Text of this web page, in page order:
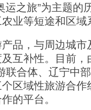
运之旅”为主题
业等短途和区
，与周边城市
互补性。目前
联合体、辽宁中
区域性旅游合
的平台。